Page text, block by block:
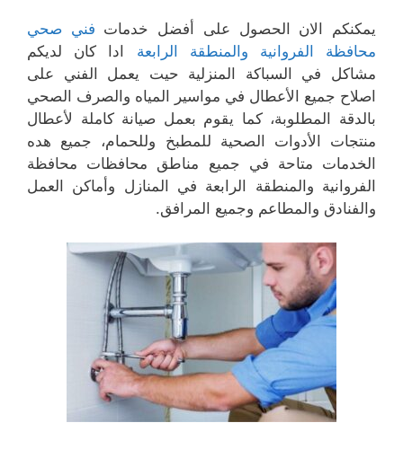
يمكنكم الان الحصول على أفضل خدمات فني صحي
محافظة الفروانية والمنطقة الرابعة ادا كان لديكم
مشاكل في السباكة المنزلية حيت يعمل الفني على
اصلاح جميع الأعطال في مواسير المياه والصرف الصحي
بالدقة المطلوبة، كما يقوم بعمل صيانة كاملة لأعطال
منتجات الأدوات الصحية للمطبخ وللحمام، جميع هده
الخدمات متاحة في جميع مناطق محافظات محافظة
الفروانية والمنطقة الرابعة في المنازل وأماكن العمل
والفنادق والمطاعم وجميع المرافق.